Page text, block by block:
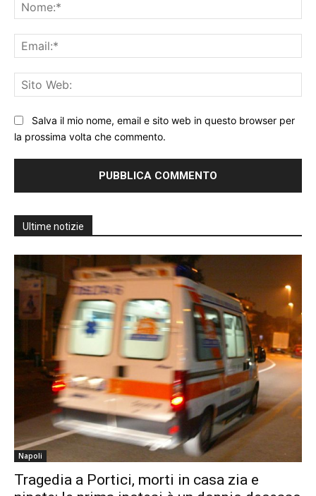
Salva il mio nome, email e sito web in questo browser per
la prossima volta che commento.
Ultime notizie
Napoli
Tragedia a Portici, morti in casa zia e